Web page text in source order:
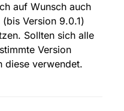
auf Wunsch auch
Version 9.0.1)
Sollten sich alle
Version
diese verwendet.